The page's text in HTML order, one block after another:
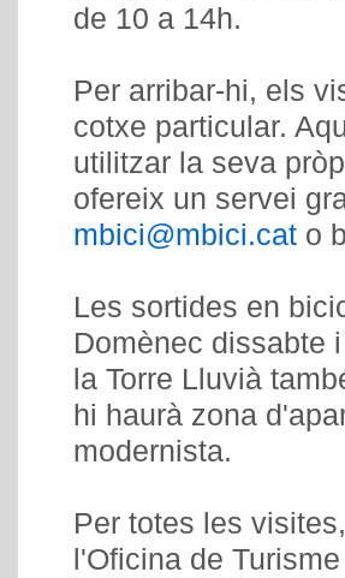
de 10 a 14h.
Per arribar-hi, els
cotxe particular.
utilitzar la seva
ofereix un servei
mbici@mbici.cat o
Les sortides en
Domènec dissabte
la Torre Lluvià
hi haurà zona
modernista.
Per totes les
l'Oficina de